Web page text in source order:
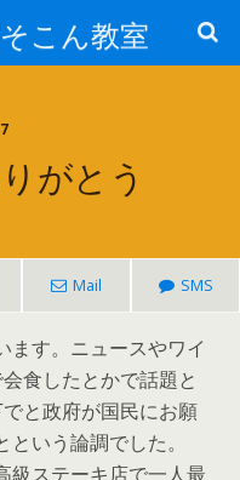
こん教室
がとう
Mail SMS
ます。ニュースやワイ
食したとかで話題と
と政府が国民にお願
いう論調でした。
級ステーキ店で一人最